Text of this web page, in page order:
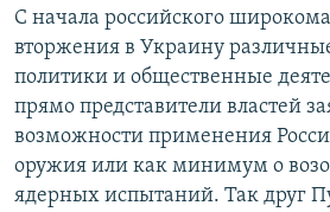
С начала российского
вторжения в Украину
политики и общественные
прямо представители властей
возможности применения
оружия или как минимум о
ядерных испытаний. Так друг